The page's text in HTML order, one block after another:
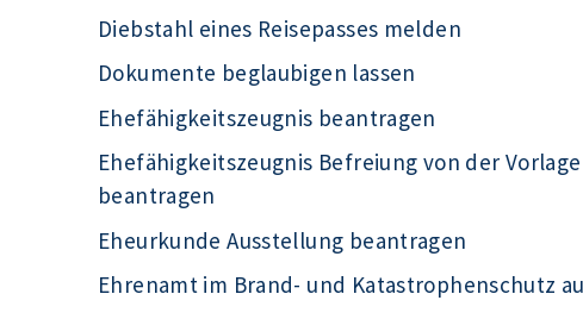
Diebstahl eines Reisepasses melden
Dokumente beglaubigen lassen
Ehefähigkeitszeugnis beantragen
Ehefähigkeitszeugnis Befreiung von der
beantragen
Eheurkunde Ausstellung beantragen
Ehrenamt im Brand- und Katastrophenschutz